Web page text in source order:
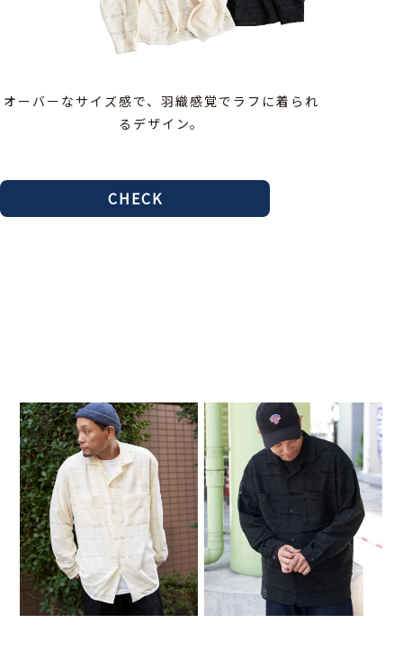
オーバーなサイズ感で、羽織感覚でラフに着られ
るデザイン。
CHECK